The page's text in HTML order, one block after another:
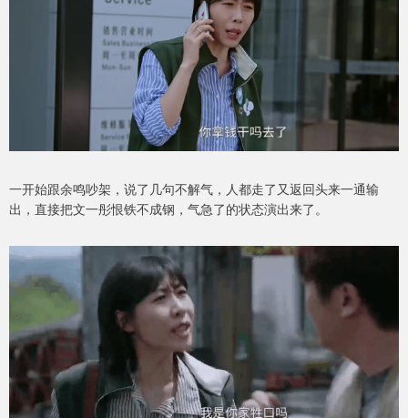
一开始跟余鸣吵架，说了几句不解气，人都走了又返回头来一通输
出，直接把文一彤恨铁不成钢，气急了的状态演出来了。